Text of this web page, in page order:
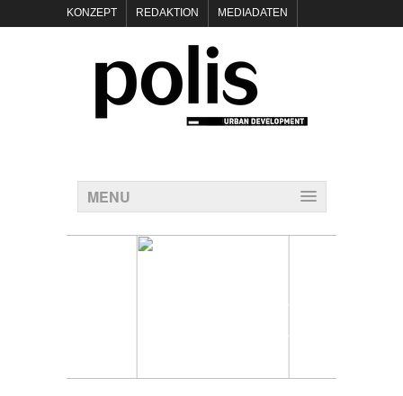
KONZEPT REDAKTION MEDIADATEN
POLIS KEYNOTES
KONTAKT DATENSCHUTZ IMPRESSUM
MENU